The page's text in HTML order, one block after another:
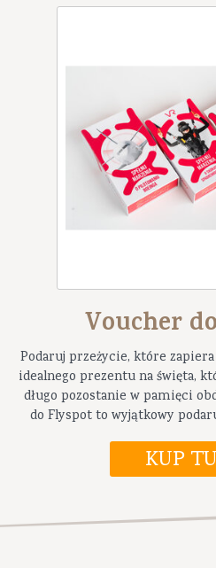
Voucher
Podaruj przeżycie, które
idealnego prezentu na święta,
długo pozostanie w pamięci
do Flyspot to wyjątkowy